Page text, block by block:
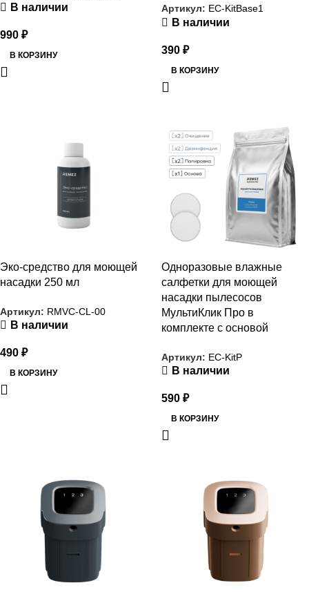
В наличии
990 ₽
В КОРЗИНУ
Артикул: EC-KitBase1
В наличии
390 ₽
В КОРЗИНУ
Эко-средство для моющей
насадки 250 мл
Артикул: RMVC-CL-00
В наличии
490 ₽
В КОРЗИНУ
Одноразовые влажные
салфетки для моющей
насадки пылесосов
МультиКлик Про в
комплекте с основой
Артикул: EC-KitP
В наличии
590 ₽
В КОРЗИНУ